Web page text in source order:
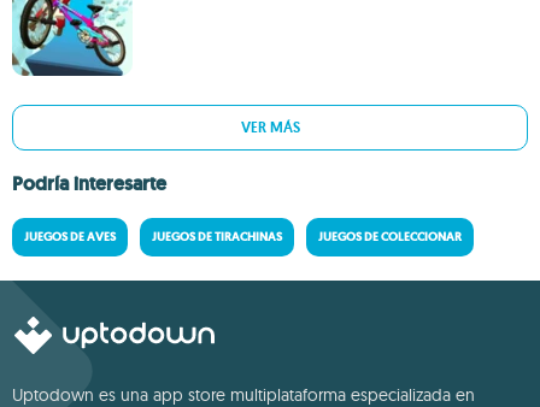
VER MÁS
Podría interesarte
JUEGOS DE AVES JUEGOS DE TIRACHINAS JUEGOS DE COLECCIONAR
Uptodown es una app store multiplataforma especializada en